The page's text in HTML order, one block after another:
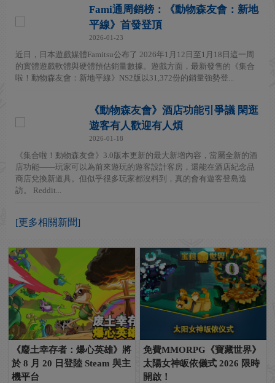
Fami通周銷榜：《動物森友會：新地
平線》首發登頂
2026-01-23
近日，日本遊戲媒體Famitsu公布了 2026年1月12日至1月18日這一周
的實體遊戲軟體與硬體預估銷量數據。遊戲方面，最新發售的《集合
啦！動物森友會：新地平線》NS2版以31,372份的銷量強勢登...
《動物森友會》酒店功能引爭議 閑逛
遊客有人歡迎有人煩
2026-01-18
《集合啦！動物森友會》3.0版本更新的最大新增內容，當屬全新的酒
店功能——玩家可以為前來遊玩的遊客設計客房，還能在酒店紀念品
商店兌換新道具。但似乎很多玩家都沒料到，真的會有遊客登島造
訪。 Reddit...
[更多相關新聞]
《廢土幸存者：爆心英雄》將
於 8 月 20 日登陸 Steam 與主
機平台
免費MMORPG《寶藏世界》
太陽女神皈依儀式 2026 限時
開啟！